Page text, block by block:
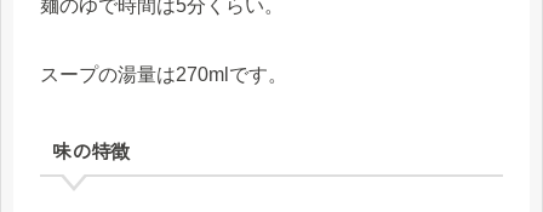
麺のゆで時間は5分くらい。
スープの湯量は270mlです。
味の特徴